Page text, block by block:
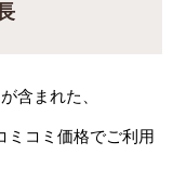
含まれた、
ミコミ価格でご利用